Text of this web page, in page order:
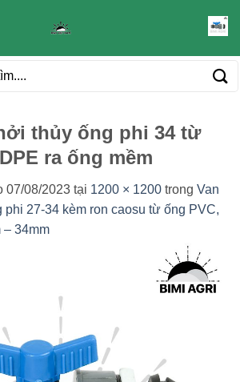
thủy ống phi 34 từ
ra ống mềm
07/08/2023 tại 1200 × 1200 trong Van
phi 27-34 kèm ron caosu từ ống PVC,
– 34mm